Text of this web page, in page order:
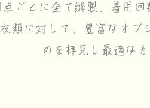
点ごとに全て縫製、着用
衣類に対して、豊富なオプ
のを拝見し最適な